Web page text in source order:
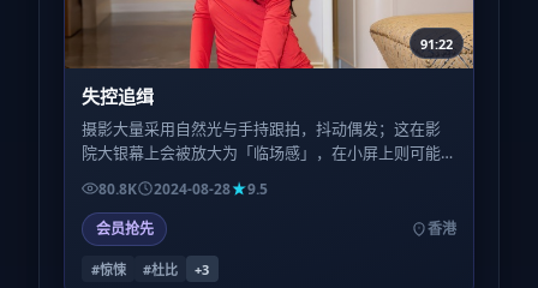
91:22
失控追缉
摄影大量采用自然光与手持跟拍，抖动偶发；这在影
院大银幕上会被放大为「临场感」，在小屏上则可能
略晕——观看环境会显著影响评价。
80.8K 2024-08-28
9.5
会员抢先
香港
#惊悚 #杜比 +3